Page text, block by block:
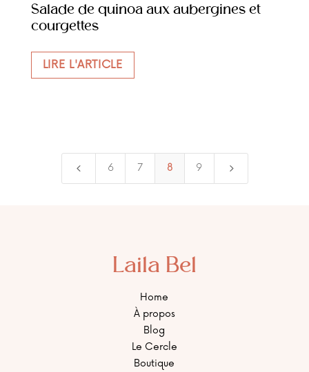
Salade de quinoa aux aubergines et
courgettes
LIRE L'ARTICLE
4 6 7 8 9 5
Laila Bel
Home
À propos
Blog
Le Cercle
Boutique